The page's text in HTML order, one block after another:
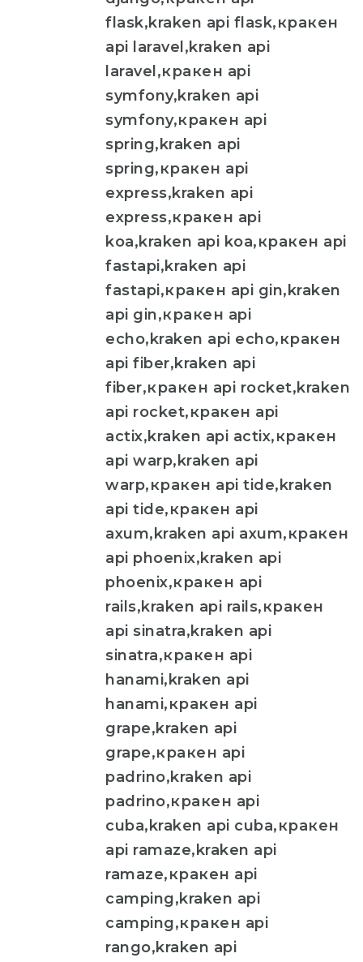
flask,kraken api flask,кракен
api laravel,kraken api
laravel,кракен api
symfony,kraken api
symfony,кракен api
spring,kraken api
spring,кракен api
express,kraken api
express,кракен api
koa,kraken api koa,кракен api
fastapi,kraken api
fastapi,кракен api gin,kraken
api gin,кракен api
echo,kraken api echo,кракен
api fiber,kraken api
fiber,кракен api rocket,kraken
api rocket,кракен api
actix,kraken api actix,кракен
api warp,kraken api
warp,кракен api tide,kraken
api tide,кракен api
axum,kraken api axum,кракен
api phoenix,kraken api
phoenix,кракен api
rails,kraken api rails,кракен
api sinatra,kraken api
sinatra,кракен api
hanami,kraken api
hanami,кракен api
grape,kraken api
grape,кракен api
padrino,kraken api
padrino,кракен api
cuba,kraken api cuba,кракен
api ramaze,kraken api
ramaze,кракен api
camping,kraken api
camping,кракен api
rango,kraken api